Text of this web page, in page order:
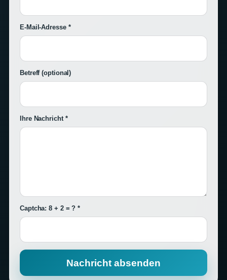
E-Mail-Adresse *
Betreff(optional)
Ihre Nachricht *
Captcha: 8 + 2 = ? *
Nachricht absenden